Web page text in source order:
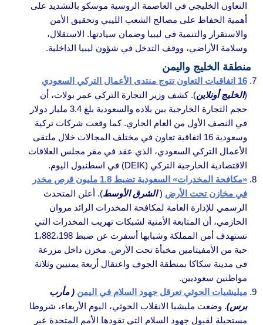
التعاون الخليجي في العاصمة الروسية موسكو بالتشديد على
أهمية الحفاظ على مصالح الشعب الليبي وتحقيق الأمن
والاستقرار والتنمية في ليبيا وضمان سيادتها. الاستقلال،
وسلامة الأراضي، ووقف التدخل في شؤون ليبيا الداخلية.
منطقة الخليج واليمن
16 اتفاقيات التعاون تتوج منتدى الأعمال التركي السعودي
(الخليج أونلاين). كشف وزير التجارة التركي عمر بولات، أن
حجم التجارة الخارجية بين بلاده والسعودية بلغ 3.4 مليار دولار
في النصف الأول من العام الجاري. كما وقعت شركات تركية
وسعودية 16 اتفاقية تعاون في مختلف المجالات خلال ملتقى
الأعمال التركي السعودي، الذي عقد في مقر مجلس العلاقات
الاقتصادية الخارجية التركي (DEIK) في اسطنبول اليوم.
«مكافحة المخدرات» السعودية تضبط 1.8 مليون قرص مخدر
في مخازن تحت الأرض (الشرق الأوسط). أعلن المتحدث
الرسمي للإدارة العامة لمكافحة المخدرات الرائد مروان
الحازمي، أن المتابعة الأمنية لشبكات تهريب المخدرات التي
تستهدف أمن المملكة وشبابها أسفرت عن ضبط 1،882،198
حبة من الأمفيتامين مخبأة تحت الأرض. مخزن داخل مزرعة
في مدينة سكاكا بمنطقة الجوف واعتقال أربعة يمنيين وثلاثة
مواطنين سعوديين.
ميليشيات الحوثي تعرقل جهود السلام في اليمن ( مأرب
برس). وضعت مليشيا الانقلاب الحوثي، اليوم الأربعاء، شروطا
مستحيلة لقبول جهود السلام التي تقودها الأمم المتحدة عبر